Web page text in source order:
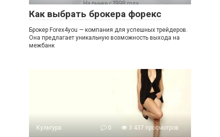
Как выбрать брокера форекс
Брокер Forex4you — компания для успешных трейдеров.
Она предлагает уникальную возможность выхода на
межбанк
Культура 0 3 437 просмотров